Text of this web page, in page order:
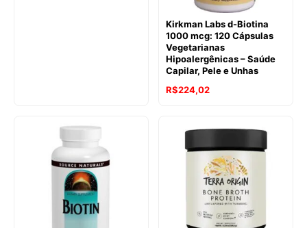
Kirkman Labs d-Biotina
1000 mcg: 120 Cápsulas
Vegetarianas
Hipoalergênicas – Saúde
Capilar, Pele e Unhas
R$224,02